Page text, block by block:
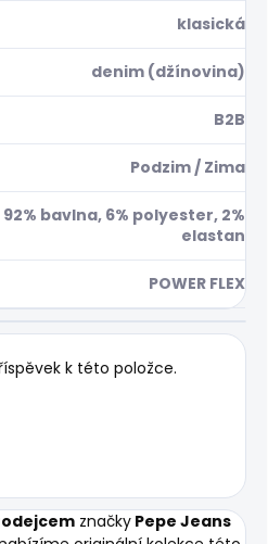
klasická
denim (džínovina)
B2B
Podzim / Zima
92% bavlna, 6% polyester, 2%
elastan
POWER FLEX
k této položce.
značky Pepe Jeans